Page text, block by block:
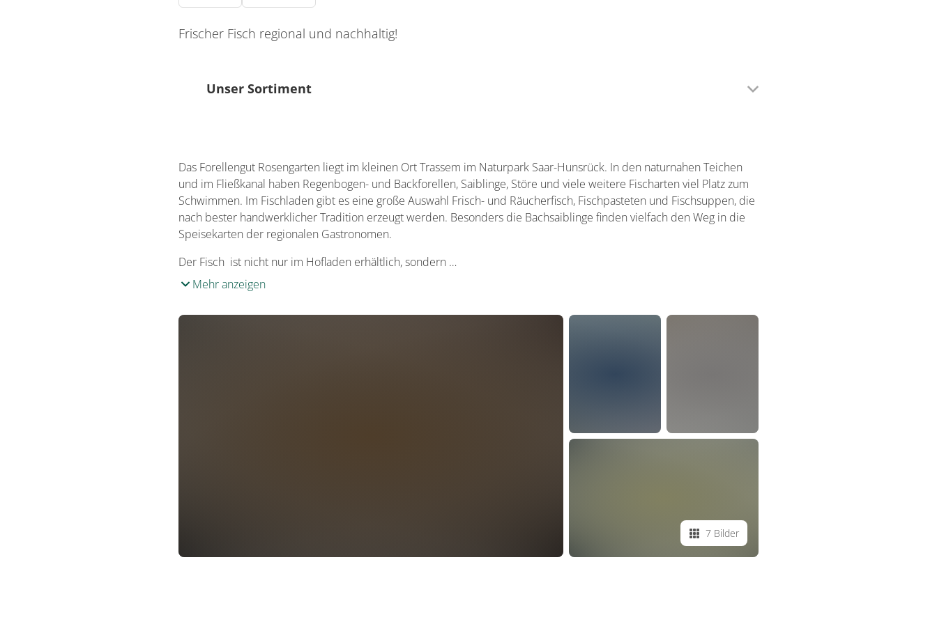
Frischer Fisch regional und nachhaltig!
Unser Sortiment
Das Forellengut Rosengarten liegt im kleinen Ort Trassem im Naturpark Saar-Hunsrück. In den naturnahen Teichen
und im Fließkanal haben Regenbogen- und Backforellen, Saiblinge, Störe und viele weitere Fischarten viel Platz zum
Schwimmen. Im Fischladen gibt es eine große Auswahl Frisch- und Räucherfisch, Fischpasteten und Fischsuppen, die
nach bester handwerklicher Tradition erzeugt werden. Besonders die Bachsaiblinge finden vielfach den Weg in die
Speisekarten der regionalen Gastronomen.
Der Fisch ist nicht nur im Hofladen erhältlich, sondern …
Mehr anzeigen
7 Bilder